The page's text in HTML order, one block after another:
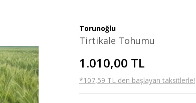
Torunoğlu
Tirtikale Tohumu
1.010,00 TL
*107,59 TL den başlayan taksitlerle!